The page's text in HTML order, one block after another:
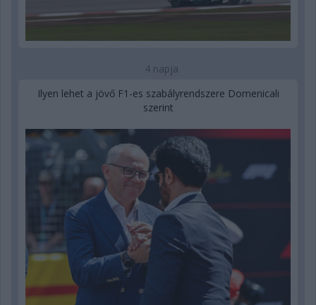
4 napja
Ilyen lehet a jövő F1-es szabályrendszere Domenicali
szerint